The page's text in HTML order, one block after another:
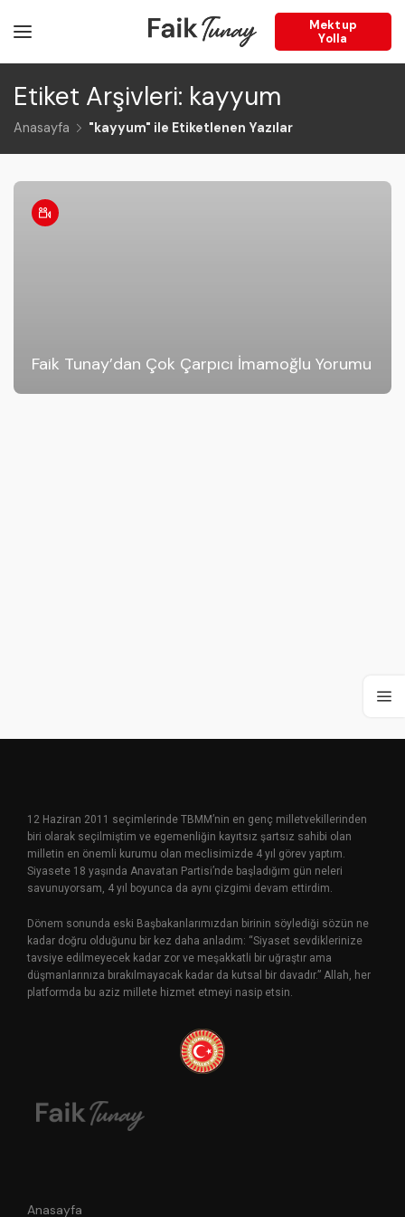
Mektup
Yolla
Etiket Arşivleri: kayyum
Anasayfa "kayyum" ile Etiketlenen Yazılar
Faik Tunay’dan Çok Çarpıcı İmamoğlu Yorumu
12 Haziran 2011 seçimlerinde TBMM’nin en genç milletvekillerinden
biri olarak seçilmiştim ve egemenliğin kayıtsız şartsız sahibi olan
milletin en önemli kurumu olan meclisimizde 4 yıl görev yaptım.
Siyasete 18 yaşında Anavatan Partisi’nde başladığım gün neleri
savunuyorsam, 4 yıl boyunca da aynı çizgimi devam ettirdim.
Dönem sonunda eski Başbakanlarımızdan birinin söylediği sözün ne
kadar doğru olduğunu bir kez daha anladım: “Siyaset sevdiklerinize
tavsiye edilmeyecek kadar zor ve meşakkatli bir uğraştır ama
düşmanlarınıza bırakılmayacak kadar da kutsal bir davadır.” Allah, her
platformda bu aziz millete hizmet etmeyi nasip etsin.
Anasayfa